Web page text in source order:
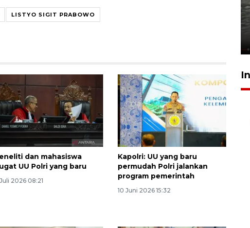
LISTYO SIGIT PRABOWO
dan mahasiswa
UU Polri yang baru
2026 08:21
Kapolri: UU yang baru
permudah Polri jalankan
program pemerintah
10 Juni 2026 15:32
Polisi sebut pelaku peledakan
bom di MAN 3 Padang korban